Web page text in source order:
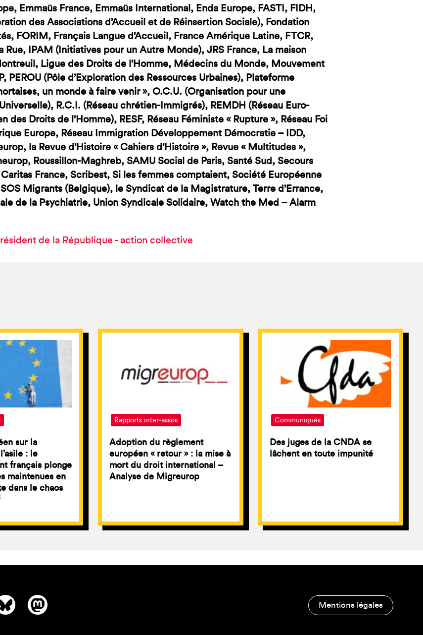
Emmaüs France, Emmaüs International, Enda Europe, FASTI, FIDH,
des Associations d’Accueil et de Réinsertion Sociale), Fondation
FORIM, Français Langue d’Accueil, France Amérique Latine, FTCR,
Rue, IPAM (Initiatives pour un Autre Monde), JRS France, La maison
Ligue des Droits de l’Homme, Médecins du Monde, Mouvement
PEROU (Pôle d’Exploration des Ressources Urbaines), Plateforme
un monde à faire venir », O.C.U. (Organisation pour une
R.C.I. (Réseau chrétien-Immigrés), REMDH (Réseau Euro-
des Droits de l’Homme), RESF, Réseau Féministe « Rupture », Réseau Foi
Europe, Réseau Immigration Développement Démocratie – IDD,
la Revue d’Histoire « Cahiers d’Histoire », Revue « Multitudes »,
Roussillon-Maghreb, SAMU Social de Paris, Santé Sud, Secours
France, Scribest, Si les femmes comptaient, Société Européenne
Migrants (Belgique), le Syndicat de la Magistrature, Terre d’Errance,
de la Psychiatrie, Union Syndicale Solidaire, Watch the Med – Alarm
de la République - action collective
sur la
: le
français plonge
maintenues en
dans le chaos
Rapports inter-assos
Adoption du règlement
européen « retour » : la mise à
mort du droit international –
Analyse de Migreurop
Communiqués
Des juges de la CNDA se
lâchent en toute impunité
Mentions légales